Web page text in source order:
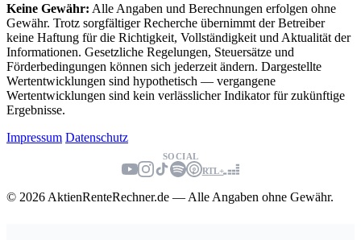
Keine Gewähr: Alle Angaben und Berechnungen erfolgen ohne
Gewähr. Trotz sorgfältiger Recherche übernimmt der Betreiber
keine Haftung für die Richtigkeit, Vollständigkeit und Aktualität der
Informationen. Gesetzliche Regelungen, Steuersätze und
Förderbedingungen können sich jederzeit ändern. Dargestellte
Wertentwicklungen sind hypothetisch — vergangene
Wertentwicklungen sind kein verlässlicher Indikator für zukünftige
Ergebnisse.
Impressum Datenschutz
SOCIAL
RTL+
© 2026 AktienRenteRechner.de — Alle Angaben ohne Gewähr.